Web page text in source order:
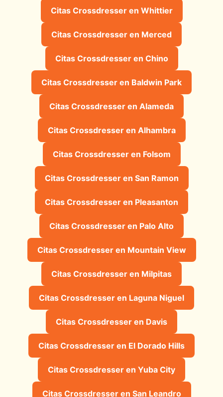
Citas Crossdresser en Whittier
Citas Crossdresser en Merced
Citas Crossdresser en Chino
Citas Crossdresser en Baldwin Park
Citas Crossdresser en Alameda
Citas Crossdresser en Alhambra
Citas Crossdresser en Folsom
Citas Crossdresser en San Ramon
Citas Crossdresser en Pleasanton
Citas Crossdresser en Palo Alto
Citas Crossdresser en Mountain View
Citas Crossdresser en Milpitas
Citas Crossdresser en Laguna Niguel
Citas Crossdresser en Davis
Citas Crossdresser en El Dorado Hills
Citas Crossdresser en Yuba City
Citas Crossdresser en San Leandro